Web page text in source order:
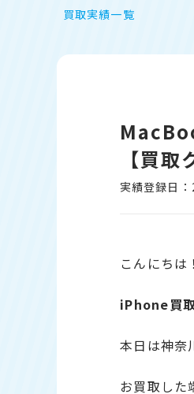
買取実績一覧
【買
実績登録日
こんにちは！
iPhone買
本日は神奈
お買取し